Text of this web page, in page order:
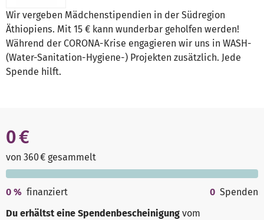
Wir vergeben Mädchenstipendien in der Südregion
Äthiopiens. Mit 15 € kann wunderbar geholfen werden!
Während der CORONA-Krise engagieren wir uns in WASH-
(Water-Sanitation-Hygiene-) Projekten zusätzlich. Jede
Spende hilft.
0 €
von 360 € gesammelt
0 % finanziert 0 Spenden
Du erhältst eine Spendenbescheinigung vom